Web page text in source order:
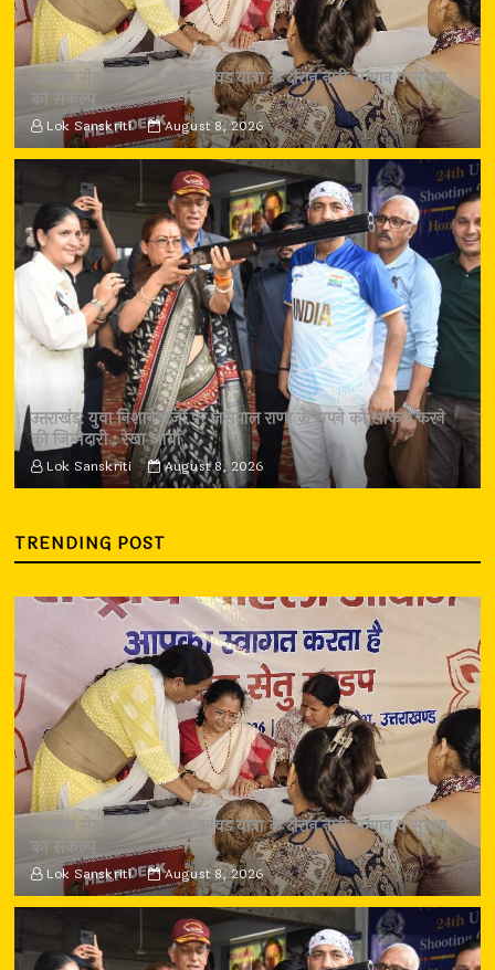
‘सम्मान सेतु’ शिविर में गूंजा कांवड़ यात्रा के दौरान नारी सम्मान व सुरक्षा
का संकल्प
Lok Sanskriti August 8, 2026
उत्तराखंड: युवा निशानेबाजों पर जसपाल राणा के सपने को साकार करने
की जिम्मेदारी : रेखा आर्या
Lok Sanskriti August 8, 2026
TRENDING POST
‘सम्मान सेतु’ शिविर में गूंजा कांवड़ यात्रा के दौरान नारी सम्मान व सुरक्षा
का संकल्प
Lok Sanskriti August 8, 2026